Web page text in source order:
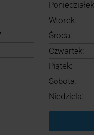
Wtorek:
Środa:
Czwartek:
Piątek:
Sobota:
Niedziela: